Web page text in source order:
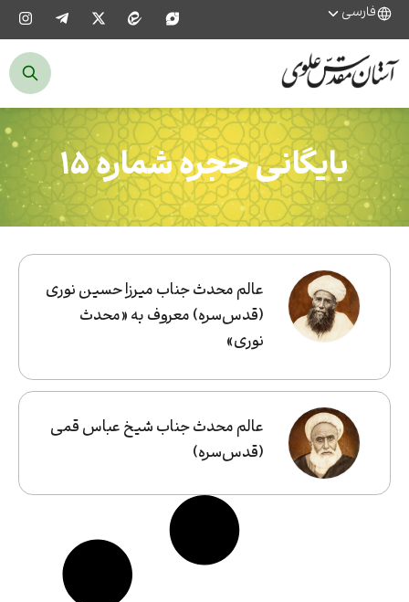
فارسی
بایگانی حجره شماره ۱۵
عالم محدث جناب میرزا حسین نوری
(قدس‌سره) معروف به «محدث
نوری»
عالم محدث جناب شیخ عباس قمی
(قدس‌سره)